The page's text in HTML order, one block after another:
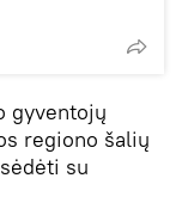
gyventojų
regiono šalių
su